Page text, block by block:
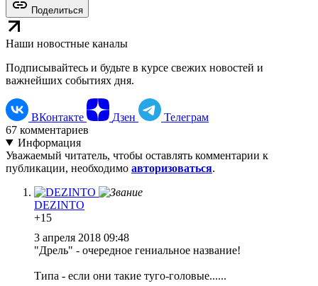
Поделиться
Наши новостные каналы
Подписывайтесь и будьте в курсе свежих новостей и
важнейших событиях дня.
ВКонтакте Дзен
Телеграм
67 комментариев
Информация
Уважаемый читатель, чтобы оставлять комментарии к
публикации, необходимо авторизоваться.
DEZINTO
+15
3 апреля 2018 09:48
"Дрель" - очередное гениальное название!
Типа - если они такие туго-головые......